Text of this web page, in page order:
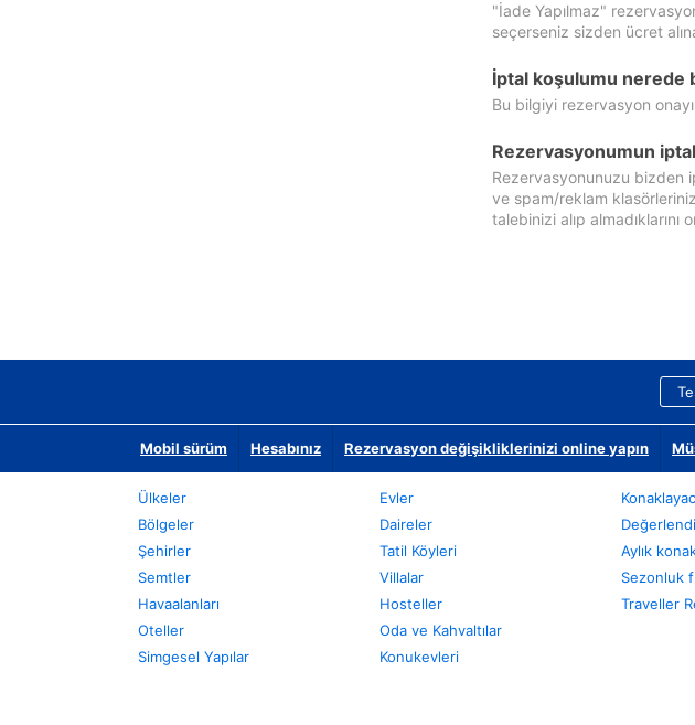
"İade Yapılmaz"
seçerseniz sizden ücret
İptal koşulumu nerede
Bu bilgiyi rezervasyon
Rezervasyonumun
Rezervasyonunuzu bizden
ve spam/reklam
talebinizi alıp almadıklarını
Mobil sürüm Hesabınız Rezervasyon değişikliklerinizi online yapın
Ülkeler
Bölgeler
Şehirler
Semtler
Havaalanları
Oteller
Simgesel Yapılar
Evler
Daireler
Tatil Köyleri
Villalar
Hosteller
Oda ve Kahvaltılar
Konukevleri
Aylık
Sezonluk
Traveller